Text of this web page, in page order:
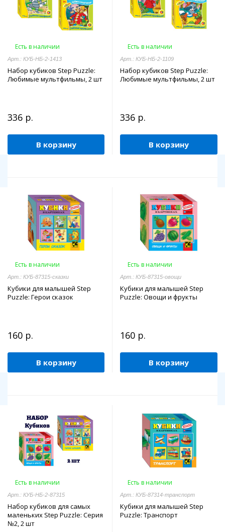
Есть в наличии
Арт.: КУБ-НБ-2-1413
Набор кубиков Step Puzzle:
Любимые мультфильмы, 2 шт
336 р.
В корзину
Есть в наличии
Арт.: КУБ-НБ-2-1109
Набор кубиков Step Puzzle:
Любимые мультфильмы, 2 шт
336 р.
В корзину
Есть в наличии
Арт.: КУБ-87315-сказки
Кубики для малышей Step
Puzzle: Герои сказок
160 р.
В корзину
Есть в наличии
Арт.: КУБ-87315-овощи
Кубики для малышей Step
Puzzle: Овощи и фрукты
160 р.
В корзину
Есть в наличии
Арт.: КУБ-НБ-2-87315
Набор кубиков для самых
маленьких Step Puzzle: Серия
№2, 2 шт
Есть в наличии
Арт.: КУБ-87314-транспорт
Кубики для малышей Step
Puzzle: Транспорт